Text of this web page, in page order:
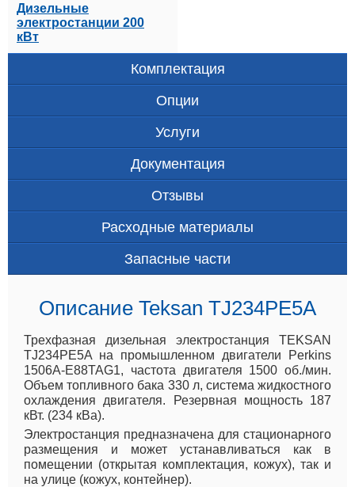
Дизельные
электростанции 200
кВт
Комплектация
Опции
Услуги
Документация
Отзывы
Расходные материалы
Запасные части
Описание Teksan TJ234PE5A
Трехфазная дизельная электростанция TEKSAN
TJ234PE5A на промышленном двигатели Perkins
1506A-E88TAG1, частота двигателя 1500 об./мин.
Объем топливного бака 330 л, система жидкостного
охлаждения двигателя. Резервная мощность 187
кВт. (234 кВа).
Электростанция предназначена для стационарного
размещения и может устанавливаться как в
помещении (открытая комплектация, кожух), так и
на улице (кожух, контейнер).